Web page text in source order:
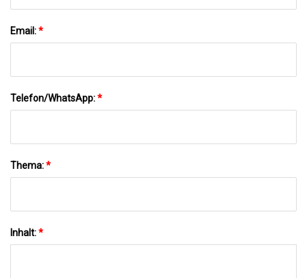
Email:*
Telefon/WhatsApp:*
Thema:*
Inhalt:*